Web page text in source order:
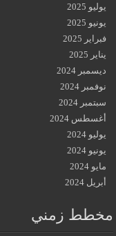
يوليو 2025
يونيو 2025
فبراير 2025
يناير 2025
ديسمبر 2024
نوفمبر 2024
سبتمبر 2024
أغسطس 2024
يوليو 2024
يونيو 2024
مايو 2024
أبريل 2024
مخطط زمني